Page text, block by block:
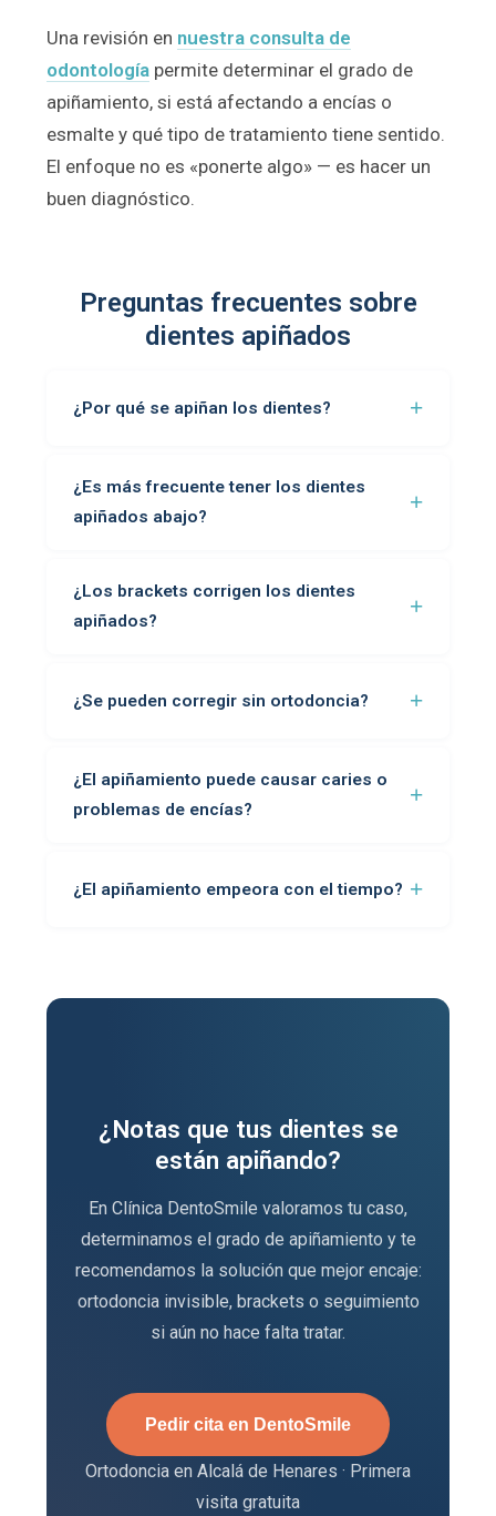
Una revisión en nuestra consulta de
odontología permite determinar el grado de
apiñamiento, si está afectando a encías o
esmalte y qué tipo de tratamiento tiene sentido.
El enfoque no es «ponerte algo» — es hacer un
buen diagnóstico.
Preguntas frecuentes sobre
dientes apiñados
¿Por qué se apiñan los dientes?
¿Es más frecuente tener los dientes
apiñados abajo?
¿Los brackets corrigen los dientes
apiñados?
¿Se pueden corregir sin ortodoncia?
¿El apiñamiento puede causar caries o
problemas de encías?
¿El apiñamiento empeora con el tiempo?
¿Notas que tus dientes se
están apiñando?
En Clínica DentoSmile valoramos tu caso,
determinamos el grado de apiñamiento y te
recomendamos la solución que mejor encaje:
ortodoncia invisible, brackets o seguimiento
si aún no hace falta tratar.
Pedir cita en DentoSmile
Ortodoncia en Alcalá de Henares · Primera
visita gratuita